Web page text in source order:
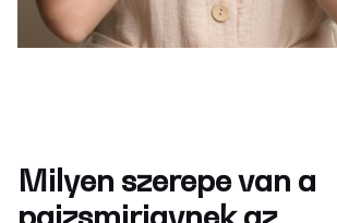
Milyen szerepe van a